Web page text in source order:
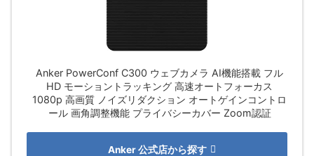
Anker PowerConf C300 ウェブカメラ AI機能搭載 フル
HD モーショントラッキング 高速オートフォーカス
1080p 高画質 ノイズリダクション オートゲインコントロ
ール 画角調整機能 プライバシーカバー Zoom認証
Anker 公式店から探す